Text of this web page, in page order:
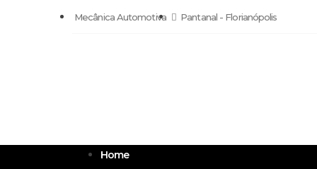
Mecânica Automotiva Pantanal - Florianópolis
Home